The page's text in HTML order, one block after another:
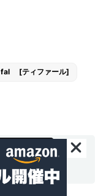
[ティファール]
ポスト